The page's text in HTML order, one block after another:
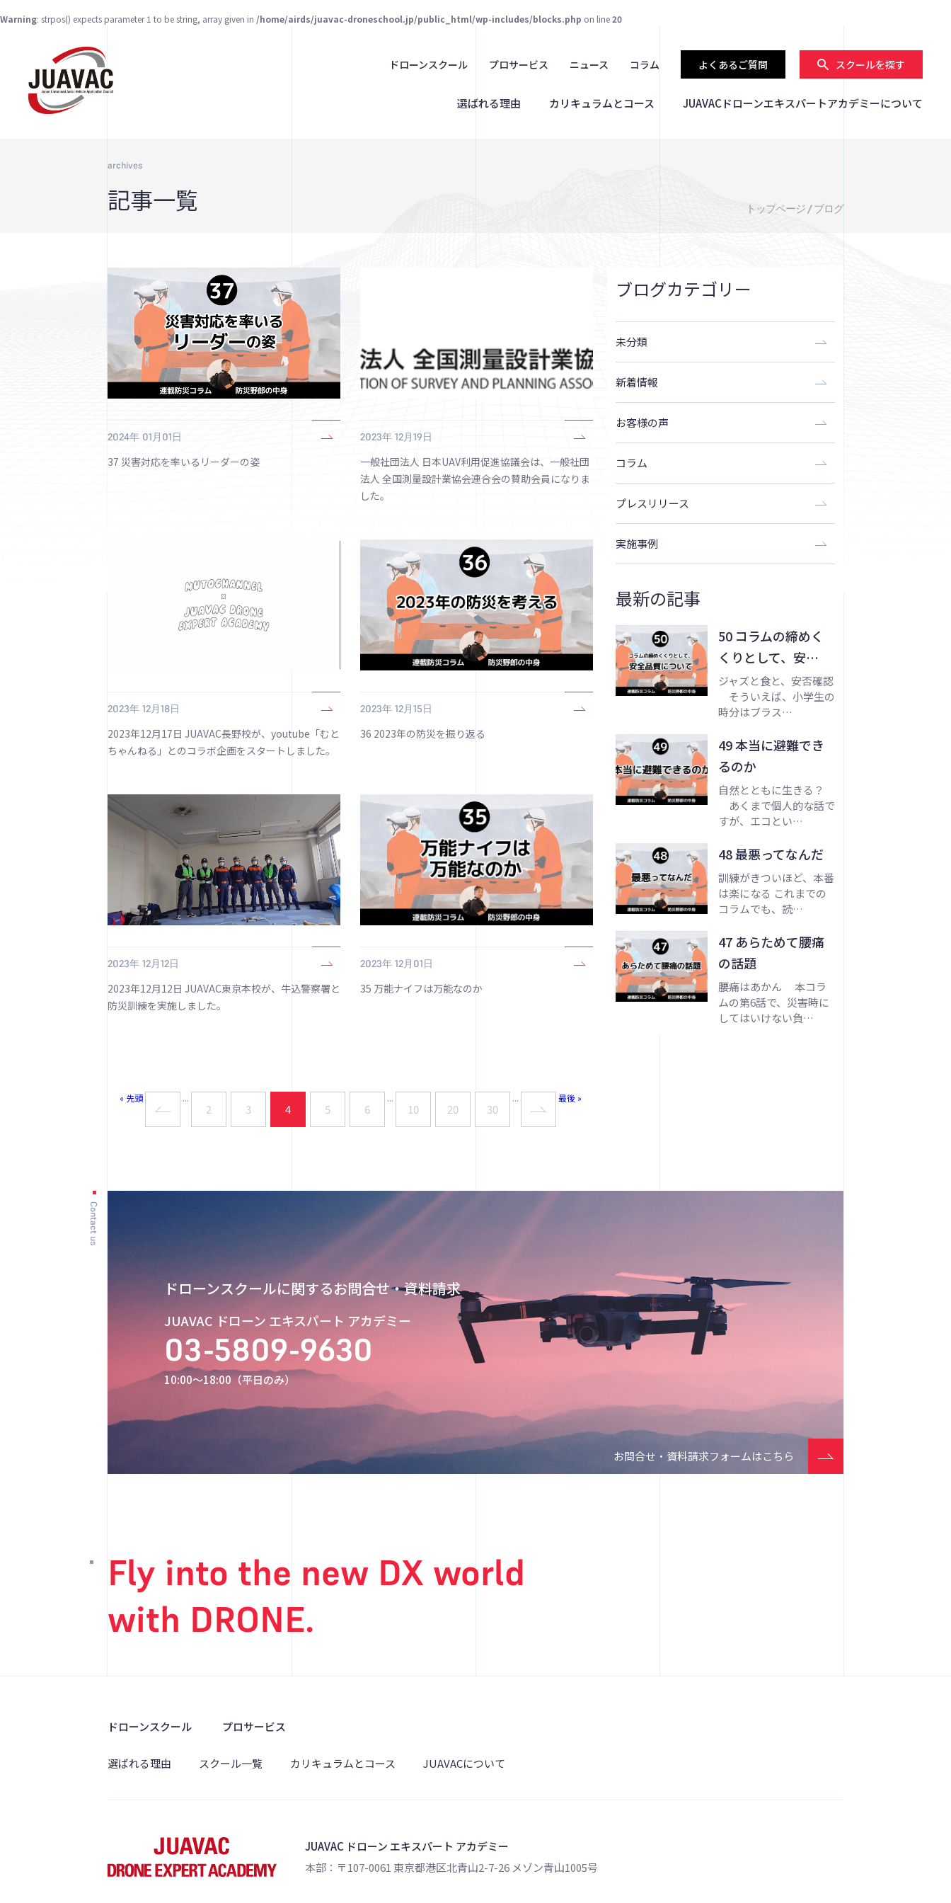
Warning: strpos() expects parameter 1 to be string, array given in /home/airds/juavac-droneschool.jp/public_html/wp-includes/blocks.php on line20
ドローンスクール プロサービス ニュース コラム よくあるご質問 スクールを探す
選ばれる理由 カリキュラムとコース JUAVACドローンエキスパートアカデミーについて
archives
記事一覧 トップページ /ブログ
2024年 01月01日
37 災害対応を率いるリーダーの姿
2023年 12月19日
一般社団法人 日本UAV利用促進協議会は、一般社団
法人 全国測量設計業協会連合会の賛助会員になりま
した。
2023年 12月18日
2023年12月17日 JUAVAC長野校が、youtube「むと
ちゃんねる」とのコラボ企画をスタートしました。
2023年 12月15日
36 2023年の防災を振り返る
2023年 12月12日
2023年12月12日 JUAVAC東京本校が、牛込警察署と
防災訓練を実施しました。
2023年 12月01日
35 万能ナイフは万能なのか
« 先頭 ...
2 3 4 5 6
...
10 20 30
... 最後 »
ブログカテゴリー
未分類
新着情報
お客様の声
コラム
プレスリリース
実施事例
最新の記事
50 コラムの締めく
くりとして、安…
ジャズと食と、安否確認
そういえば、小学生の
時分はブラス…
49 本当に避難でき
るのか
自然とともに生きる？
あくまで個人的な話で
すが、エコとい…
48 最悪ってなんだ
訓練がきついほど、本番
は楽になる これまでの
コラムでも、読…
47 あらためて腰痛
の話題
腰痛はあかん 本コラ
ムの第6話で、災害時に
してはいけない負…
Contact us
ドローンスクールに関するお問合せ・資料請求
JUAVAC ドローン エキスパート アカデミー
03-5809-9630
10:00〜18:00（平日のみ）
お問合せ・資料請求フォームはこちら
Fly into the new DX world
with DRONE.
ドローンスクール プロサービス
選ばれる理由 スクール一覧 カリキュラムとコース JUAVACについて
JUAVAC ドローン エキスパート アカデミー
本部：〒107-0061 東京都港区北青山2-7-26 メゾン青山1005号